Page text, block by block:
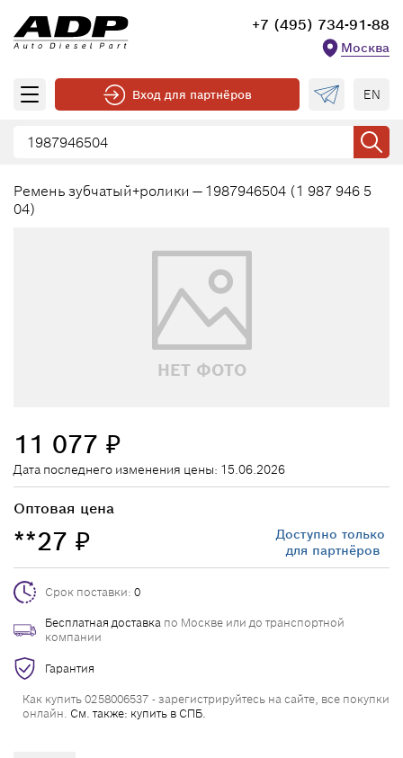
+7 (495) 734-91-88
Москва
Вход для партнёров EN
Ремень зубчатый+ролики — 1987946504 (1 987 946 5
04)
НЕТ ФОТО
11 077 ₽
Дата последнего изменения цены: 15.06.2026
Оптовая цена
**27 ₽
Доступно только
для партнёров
Срок поставки: 0
Бесплатная доставка по Москве или до транспортной
компании
Гарантия
Как купить 0258006537 - зарегистрируйтесь на сайте, все покупки
онлайн. См. также: купить в СПБ.